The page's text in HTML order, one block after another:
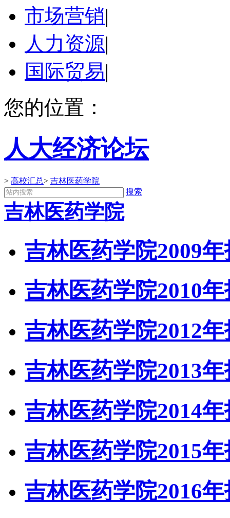
市场营销|
人力资源|
国际贸易|
您的位置：
人大经济论坛
> 高校汇总> 吉林医药学院
搜索
吉林医药学院
吉林医药学院2009
吉林医药学院2010
吉林医药学院2012
吉林医药学院2013
吉林医药学院2014
吉林医药学院2015
吉林医药学院2016